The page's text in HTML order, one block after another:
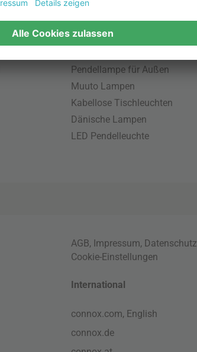
Beliebte Leuchten
Pendellampe für Außen
Muuto Lampen
Kabellose Tischleuchten
Dänische Lampen
LED Pendelleuchte
AGB, Impressum, Datenschutz
Cookie-Einstellungen
International
connox.com, English
connox.de